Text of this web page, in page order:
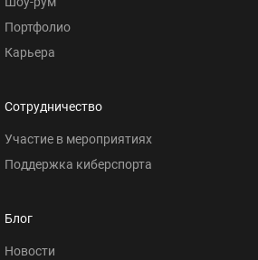
Портфолио
Карьера
Сотрудничество
Участие в мероприятиях
Поддержка киберспорта
Блог
Новости